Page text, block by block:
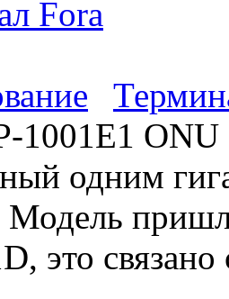
1001E1 ONU
одним
Модель
это связано